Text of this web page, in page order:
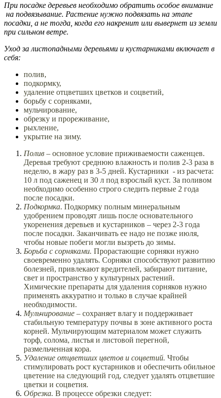
При посадке деревьев необходимо обратить особое внимание
на подвязывание. Растение нужно подвязать на этапе
посадки, а не тогда, когда его накренит или вывернет из земли
при сильном ветре.
Уход за листопадными деревьями и кустарниками включает в
себя:
полив,
подкормку,
удаление отцветших цветков и соцветий,
борьбу с сорняками,
мульчирование,
обрезку и прореживание,
рыхление,
укрытие на зиму.
Полив – основное условие приживаемости саженцев.
Деревья требуют среднюю влажность и полив 2-3 раза в
неделю, в жару раз в 3-5 дней. Кустарники - из расчета:
10 л под саженец и 30 л под взрослый куст. За поливом
необходимо особенно строго следить первые 2 года
после посадки.
Подкормка. Подкормку полным минеральным
удобрением проводят лишь после основательного
укоренения деревьев и кустарников – через 2-3 года
после посадки. Заканчивать ее надо не позже июля,
чтобы новые побеги могли вызреть до зимы.
Борьба с сорняками. Прорастающие сорняки нужно
своевременно удалять. Сорняки способствуют развитию
болезней, привлекают вредителей, забирают питание,
свет и пространство у культурных растений.
Химические препараты для удаления сорняков нужно
применять аккуратно и только в случае крайней
необходимости.
Мульчирование – сохраняет влагу и поддерживает
стабильную температуру почвы в зоне активного роста
корней. Мульчирующим материалом может служить
торф, солома, листья и листовой перегной,
размельченная кора.
Удаление отцветших цветов и соцветий. Чтобы
стимулировать рост кустарников и обеспечить обильное
цветение на следующий год, следует удалять отцветшие
цветки и соцветия.
Обрезка. В процессе обрезки следует: